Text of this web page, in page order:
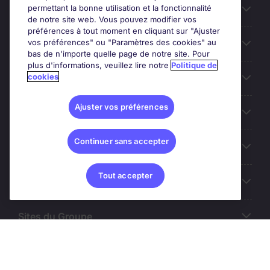
Candidats
Entreprises
Contact
Les avis Google
Nos offres d'emploi
Sites du Groupe
permettant la bonne utilisation et la fonctionnalité
de notre site web. Vous pouvez modifier vos
préférences à tout moment en cliquant sur "Ajuster
vos préférences" ou "Paramètres des cookies" au
bas de n'importe quelle page de notre site. Pour
plus d'informations, veuillez lire notre Politique de
cookies
Ajuster vos préférences
Continuer sans accepter
Tout accepter